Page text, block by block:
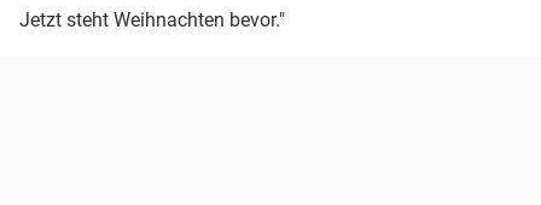
Jetzt steht Weihnachten bevor."